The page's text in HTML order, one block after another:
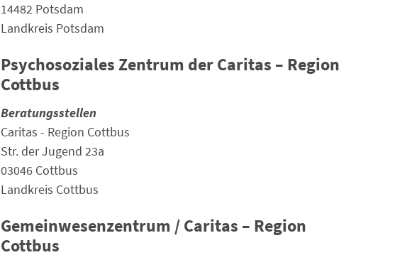
14482 Potsdam
Landkreis Potsdam
Psychosoziales Zentrum der Caritas – Region
Cottbus
Beratungsstellen
Caritas - Region Cottbus
Str. der Jugend 23a
03046 Cottbus
Landkreis Cottbus
Gemeinwesenzentrum / Caritas – Region
Cottbus